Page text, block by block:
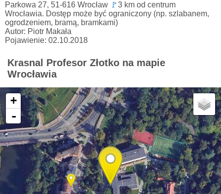
Parkowa 27, 51-616 Wrocław 🚩3 km od centrum
Wrocławia. Dostęp może być ograniczony (np. szlabanem,
ogrodzeniem, bramą, bramkami)
Autor: Piotr Makała
Pojawienie: 02.10.2018
Krasnal Profesor Złotko na mapie
Wrocławia
+
-